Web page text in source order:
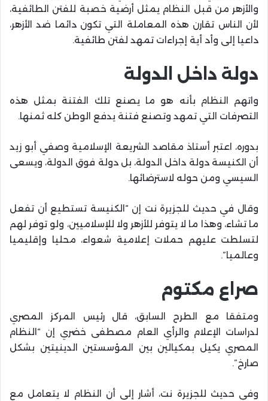
والأزهر من قبل النظام يمثل أرضية خصبة للفتن الطائفية،
لأن الناس تقارن هذه المعاملة التي تكون دائما ضد الأزهر،
داعيا إلى وأد أية إجراءات تمهد لفتن طائفية.
دولة داخل الدولة
واتهم النظام بأنه هو ما يصنع تلك الفتنة بمثل هذه
التصرفات التي تمهد وتصنع فتنة يدفع الوطن كله ثمنها.
بدوره، اعتبر أستاذ مقاصد الشريعة الإسلامية وصفي أبو زيد
أن الكنيسة دولة داخل الدولة، بل دولة فوق الدولة، ويسعى
السيسي ومن حوله لاسترضائها.
وقال في حديث للجزيرة نت إن “الكنيسة تستطيع أن تفعل
ما تشاء، وهذا ما لا يتوفر للأزهر ولا للإسلاميين، ولو توفر لهم
لتسلطت عليهم حملات إعلامية شعواء، محليا وإقليميا
وعالميا”.
صراع مكتوم
ومتفقا مع الطرح السابق، قال رئيس المركز المصري
لدراسات الإعلام والرأي العام مصطفى خضري إن “النظام
المصري يكيل بمكيالين بين المؤسستين الدينيتين بشكل
صارخ”.
وفي حديث للجزيرة نت، أشار إلى أن النظام لا يتعامل مع